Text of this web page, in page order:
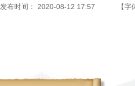
发布时间： 2020-08-12 17:57 【字